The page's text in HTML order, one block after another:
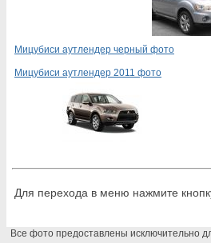
Мицубиси аутлендер черный фото
Мицубиси аутлендер 2011 фото
Для перехода в меню нажмите
Все фото предоставлены исключительно